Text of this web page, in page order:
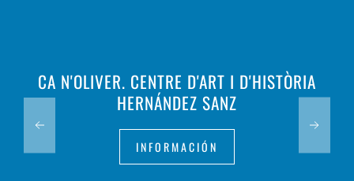
CA N'OLIVER. CENTRE D'ART I D'HISTÒRIA
HERNÁNDEZ SANZ
INFORMACIÓN